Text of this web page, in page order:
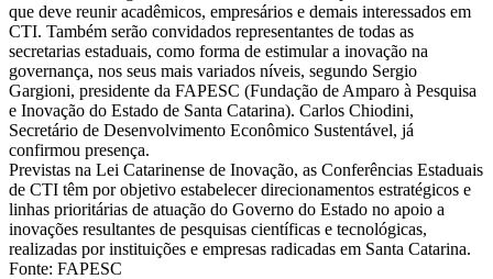
que deve reunir acadêmicos, empresários e demais interessados em
CTI. Também serão convidados representantes de todas as
secretarias estaduais, como forma de estimular a inovação na
governança, nos seus mais variados níveis, segundo Sergio
Gargioni, presidente da FAPESC (Fundação de Amparo à Pesquisa
e Inovação do Estado de Santa Catarina). Carlos Chiodini,
Secretário de Desenvolvimento Econômico Sustentável, já
confirmou presença.
Previstas na Lei Catarinense de Inovação, as Conferências Estaduais
de CTI têm por objetivo estabelecer direcionamentos estratégicos e
linhas prioritárias de atuação do Governo do Estado no apoio a
inovações resultantes de pesquisas científicas e tecnológicas,
realizadas por instituições e empresas radicadas em Santa Catarina.
Fonte: FAPESC